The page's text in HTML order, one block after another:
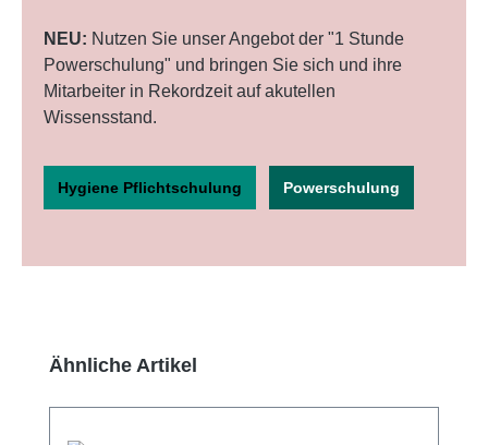
NEU: Nutzen Sie unser Angebot der "1 Stunde
Powerschulung" und bringen Sie sich und ihre
Mitarbeiter in Rekordzeit auf akutellen
Wissensstand.
Hygiene Pflichtschulung Powerschulung
Produktgalerie überspringen
Ähnliche Artikel